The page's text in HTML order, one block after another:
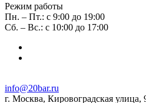
Режим работы
Пн. – Пт.: с 9:00 до 19:00
Сб. – Вс.: с 10:00 до 17:00
info@20bar.ru
г. Москва, Кировоградская